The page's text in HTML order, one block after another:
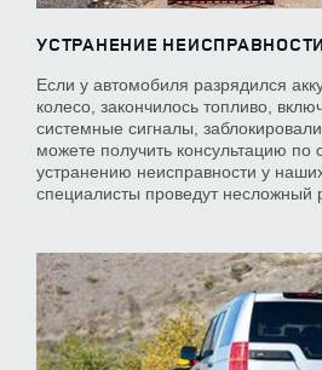
УСТРАНЕНИЕ
Если у автомобиля разрядился
колесо, закончилось топливо,
системные сигналы,
можете получить консультацию по
устранению неисправности у
специалисты проведут несложный